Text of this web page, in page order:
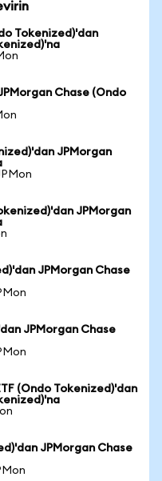
Tokenized)'dan
Chase (Ondo
JPMorgan
JPMorgan
JPMorgan Chase
JPMorgan Chase
(Ondo Tokenized)'dan
JPMorgan Chase